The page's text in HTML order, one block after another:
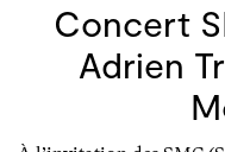
Concert
Adrien